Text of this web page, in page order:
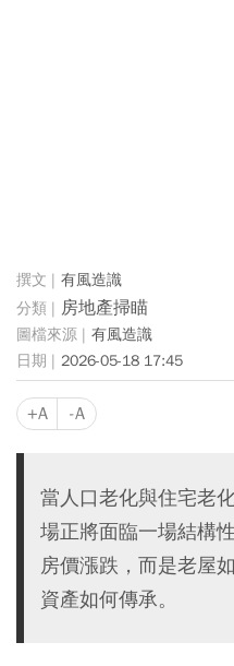
有風造識
房地產掃瞄
有風造識
2026-05-18 17:45
+A -A
當人口老化與住宅老
場正將面臨一場結構
房價漲跌，而是老屋
資產如何傳承。